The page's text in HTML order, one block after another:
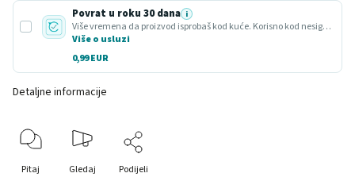
Povrat u roku 30 dana i
Više vremena da proizvod isprobaš kod kuće. Korisno kod nesigurnog odabira ili poklona.
Više o usluzi
0,99 EUR
Detaljne informacije
Pitaj Gledaj Podijeli